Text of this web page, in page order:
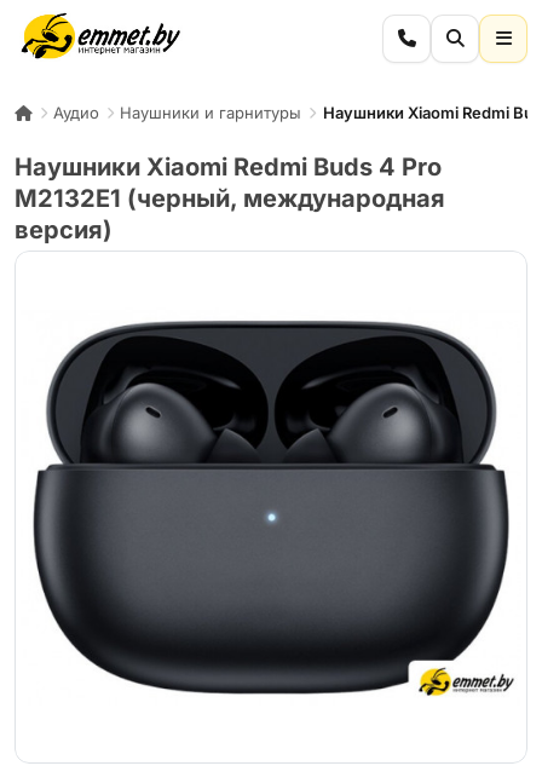
Аудио Наушники и гарнитуры Наушники Xiaomi Redmi
Наушники Xiaomi Redmi Buds 4 Pro
M2132E1 (черный, международная
версия)